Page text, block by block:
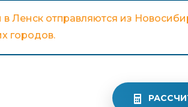
в Ленск отправляются из
городов.